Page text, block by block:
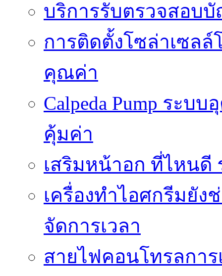
บริการรับตรวจสอบ
การติดตั้งโซล่าเซลล์
คุณค่า
Calpeda Pump ระบ
คุ้มค่า
เสริมหน้าอก ที่ไหนดี
เครื่องทำไอศกรีมยัง
จัดการเวลา
สายไฟคอนโทรลกา